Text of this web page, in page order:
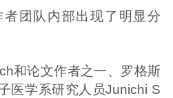
团队内部出现了明显分
和论文作者之一、罗格斯
医学系研究人员Junichi S